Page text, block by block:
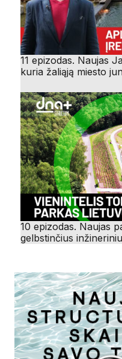
11 epizodas. Naujas
kuria žaliąją miesto
10 epizodas. Naujas
gelbstinčius